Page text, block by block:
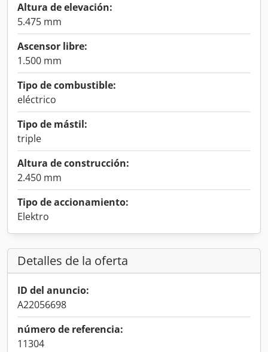
Altura de elevación:
5.475 mm
Ascensor libre:
1.500 mm
Tipo de combustible:
eléctrico
Tipo de mástil:
triple
Altura de construcción:
2.450 mm
Tipo de accionamiento:
Elektro
Detalles de la oferta
ID del anuncio:
A22056698
número de referencia:
11304